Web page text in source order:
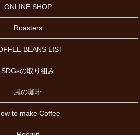
ONLINE SHOP
Roasters
BEANS LIST
SDGsの取り組み
風の珈琲
to make Coffee